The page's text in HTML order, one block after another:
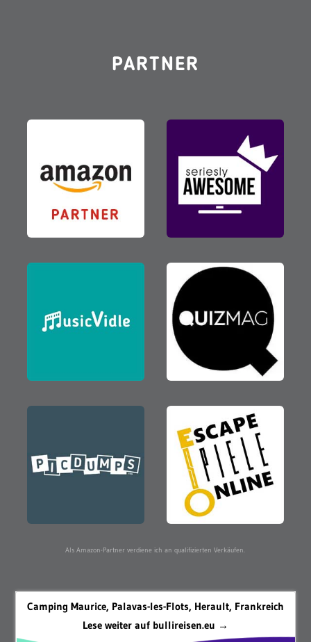
PARTNER
Als Amazon-Partner verdiene ich an qualifizierten Verkäufen.
Camping Maurice, Palavas-les-Flots, Herault, Frankreich
Lese weiter auf bullireisen.eu →